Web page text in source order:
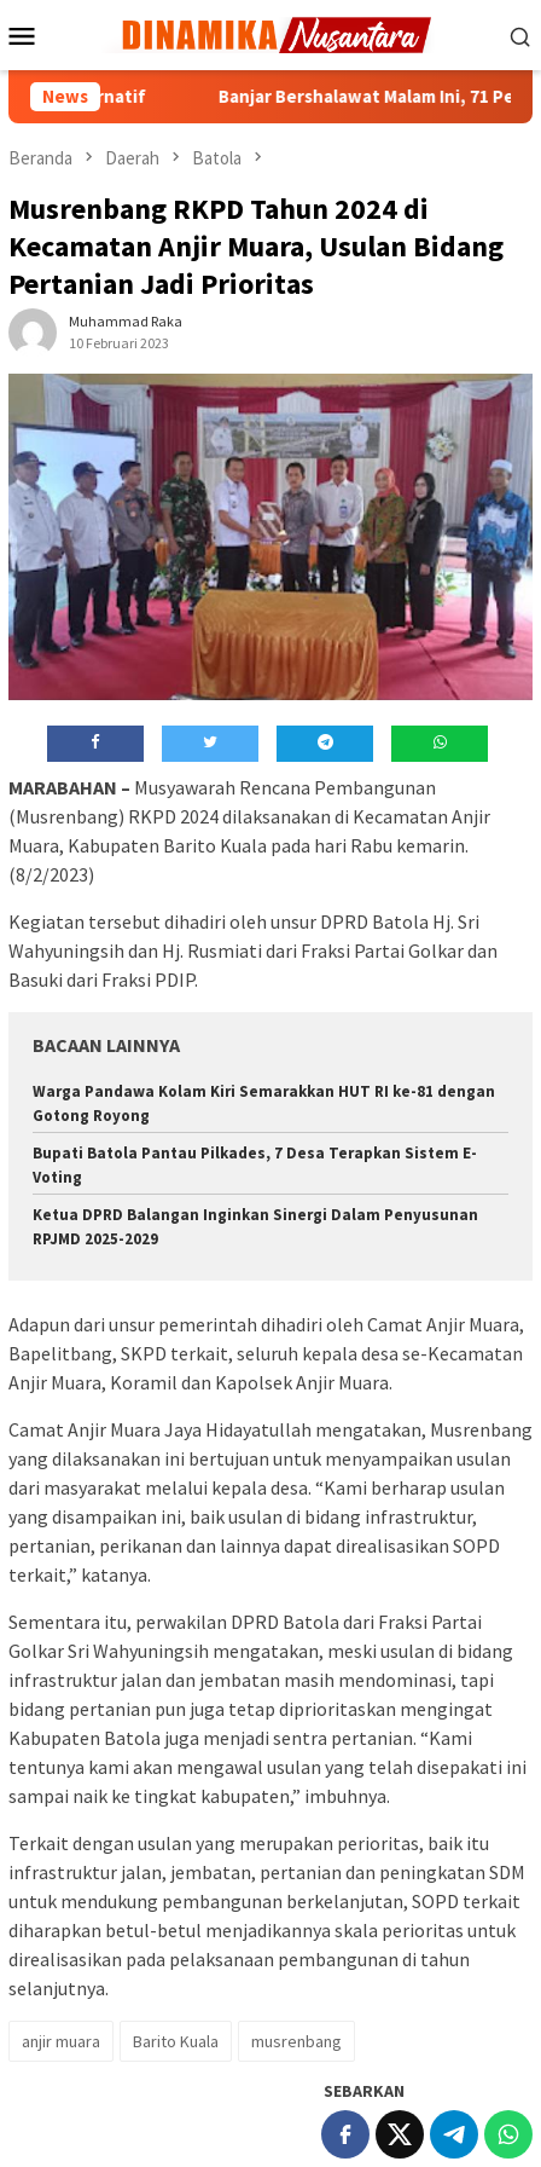
ke
Mobile
News
Alternatif Banjar Bershalawat Malam Ini, 71 Personel
Beranda Daerah Batola
Musrenbang RKPD Tahun 2024 di
Kecamatan Anjir Muara, Usulan Bidang
Pertanian Jadi Prioritas
Muhammad Raka
10 Februari 2023
MARABAHAN – Musyawarah Rencana Pembangunan
(Musrenbang) RKPD 2024 dilaksanakan di Kecamatan Anjir
Muara, Kabupaten Barito Kuala pada hari Rabu kemarin.
(8/2/2023)
Kegiatan tersebut dihadiri oleh unsur DPRD Batola Hj. Sri
Wahyuningsih dan Hj. Rusmiati dari Fraksi Partai Golkar dan
Basuki dari Fraksi PDIP.
BACAAN LAINNYA
Warga Pandawa Kolam Kiri Semarakkan HUT RI ke-81 dengan
Gotong Royong
Bupati Batola Pantau Pilkades, 7 Desa Terapkan Sistem E-
Voting
Ketua DPRD Balangan Inginkan Sinergi Dalam Penyusunan
RPJMD 2025-2029
Adapun dari unsur pemerintah dihadiri oleh Camat Anjir Muara,
Bapelitbang, SKPD terkait, seluruh kepala desa se-Kecamatan
Anjir Muara, Koramil dan Kapolsek Anjir Muara.
Camat Anjir Muara Jaya Hidayatullah mengatakan, Musrenbang
yang dilaksanakan ini bertujuan untuk menyampaikan usulan
dari masyarakat melalui kepala desa. “Kami berharap usulan
yang disampaikan ini, baik usulan di bidang infrastruktur,
pertanian, perikanan dan lainnya dapat direalisasikan SOPD
terkait,” katanya.
Sementara itu, perwakilan DPRD Batola dari Fraksi Partai
Golkar Sri Wahyuningsih mengatakan, meski usulan di bidang
infrastruktur jalan dan jembatan masih mendominasi, tapi
bidang pertanian pun juga tetap diprioritaskan mengingat
Kabupaten Batola juga menjadi sentra pertanian. “Kami
tentunya kami akan mengawal usulan yang telah disepakati ini
sampai naik ke tingkat kabupaten,” imbuhnya.
Terkait dengan usulan yang merupakan perioritas, baik itu
infrastruktur jalan, jembatan, pertanian dan peningkatan SDM
untuk mendukung pembangunan berkelanjutan, SOPD terkait
diharapkan betul-betul menjadikannya skala perioritas untuk
direalisasikan pada pelaksanaan pembangunan di tahun
selanjutnya.
anjir muara Barito Kuala musrenbang
SEBARKAN